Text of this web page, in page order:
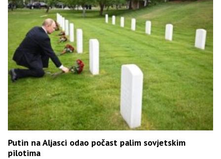
Putin na Aljasci odao počast palim sovjetskim
pilotima